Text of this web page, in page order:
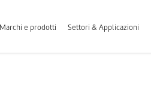
Marchi e prodotti Settori & Applicazioni